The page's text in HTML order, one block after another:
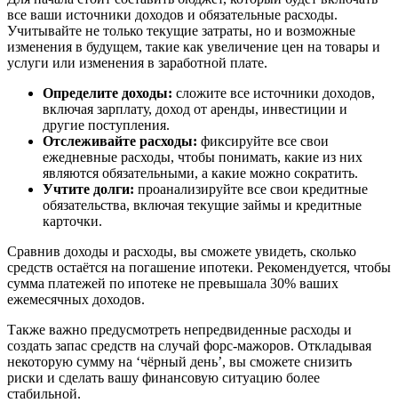
все ваши источники доходов и обязательные расходы.
Учитывайте не только текущие затраты, но и возможные
изменения в будущем, такие как увеличение цен на товары и
услуги или изменения в заработной плате.
Определите доходы: сложите все источники доходов,
включая зарплату, доход от аренды, инвестиции и
другие поступления.
Отслеживайте расходы: фиксируйте все свои
ежедневные расходы, чтобы понимать, какие из них
являются обязательными, а какие можно сократить.
Учтите долги: проанализируйте все свои кредитные
обязательства, включая текущие займы и кредитные
карточки.
Сравнив доходы и расходы, вы сможете увидеть, сколько
средств остаётся на погашение ипотеки. Рекомендуется, чтобы
сумма платежей по ипотеке не превышала 30% ваших
ежемесячных доходов.
Также важно предусмотреть непредвиденные расходы и
создать запас средств на случай форс-мажоров. Откладывая
некоторую сумму на ‘чёрный день’, вы сможете снизить
риски и сделать вашу финансовую ситуацию более
стабильной.